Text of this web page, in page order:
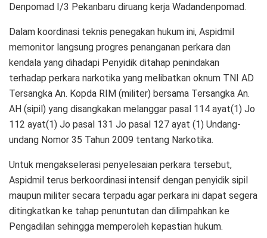
Denpomad I/3 Pekanbaru diruang kerja Wadandenpomad.
Dalam koordinasi teknis penegakan hukum ini, Aspidmil
memonitor langsung progres penanganan perkara dan
kendala yang dihadapi Penyidik ditahap penindakan
terhadap perkara narkotika yang melibatkan oknum TNI AD
Tersangka An. Kopda RIM (militer) bersama Tersangka An.
AH (sipil) yang disangkakan melanggar pasal 114 ayat(1) Jo
112 ayat(1) Jo pasal 131 Jo pasal 127 ayat (1) Undang-
undang Nomor 35 Tahun 2009 tentang Narkotika.
Untuk mengakselerasi penyelesaian perkara tersebut,
Aspidmil terus berkoordinasi intensif dengan penyidik sipil
maupun militer secara terpadu agar perkara ini dapat segera
ditingkatkan ke tahap penuntutan dan dilimpahkan ke
Pengadilan sehingga memperoleh kepastian hukum.